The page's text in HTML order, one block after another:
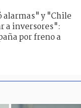
alarmas" y "Chile
a inversores":
por freno a